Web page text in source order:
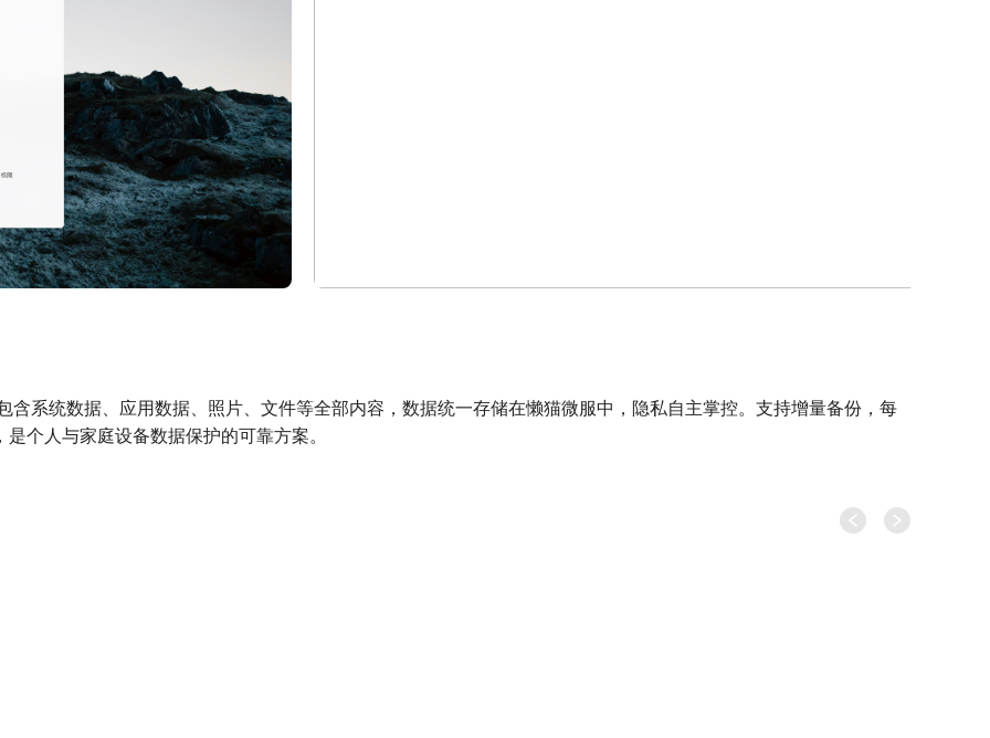
含系统数据、应用数据、照片、文件等全部内容，数据统一存储在懒猫微服中，隐私自主掌控。支持增量备份，每
个人与家庭设备数据保护的可靠方案。